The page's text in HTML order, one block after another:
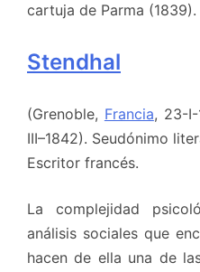
cartuja de Parma (1839).
Stendhal
(Grenoble, Francia, 23-I-
III–1842). Seudónimo
Escritor francés.
La complejidad
análisis sociales que
hacen de ella una de